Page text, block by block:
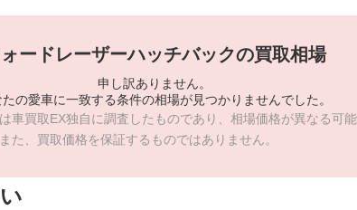
ードレーザーハッチバックの買取相場
申し訳ありません。
の愛車に一致する条件の相場が見つかりませんでした。
車買取EX独自に調査したものであり、相場価格が異なる可
た、買取価格を保証するものではありません。